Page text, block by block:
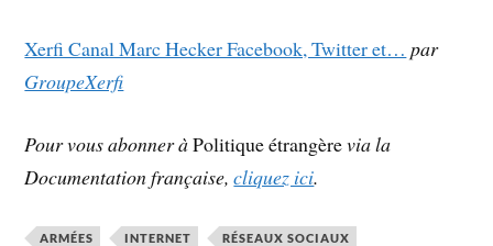
Xerfi Canal Marc Hecker Facebook, Twitter et… par
GroupeXerfi
Pour vous abonner àPolitique étrangèrevia la
Documentation française,cliquez ici.
ARMÉES INTERNET RÉSEAUX SOCIAUX